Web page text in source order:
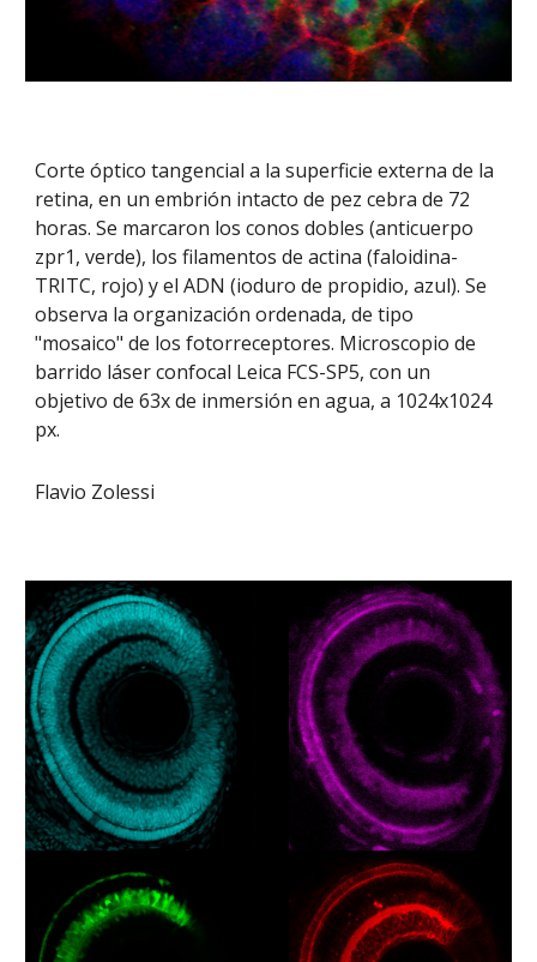
Corte óptico tangencial a la superficie externa de la
retina, en un embrión intacto de pez cebra de 72
horas. Se marcaron los conos dobles (anticuerpo
zpr1, verde), los filamentos de actina (faloidina-
TRITC, rojo) y el ADN (ioduro de propidio, azul). Se
observa la organización ordenada, de tipo
"mosaico" de los fotorreceptores. Microscopio de
barrido láser confocal Leica FCS-SP5, con un
objetivo de 63x de inmersión en agua, a 1024x1024
px.
Flavio Zolessi